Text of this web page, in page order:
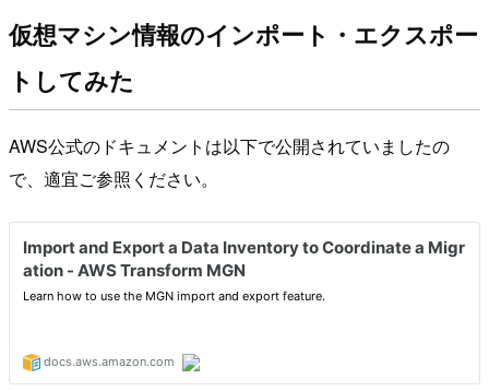
仮想マシン情報のインポート・エクスポー
トしてみた
AWS公式のドキュメントは以下で公開されていましたの
で、適宜ご参照ください。